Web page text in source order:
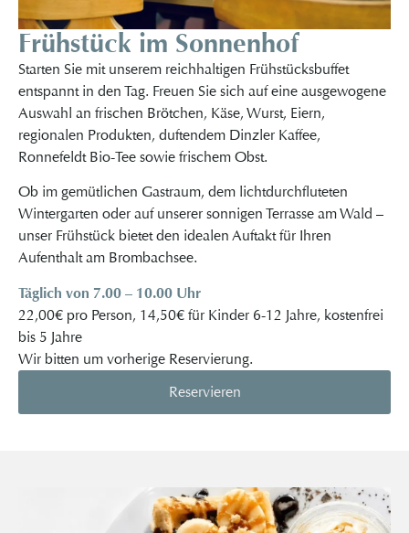
Frühstück im Sonnenhof
Starten Sie mit unserem reichhaltigen Frühstücksbuffet
entspannt in den Tag. Freuen Sie sich auf eine ausgewogene
Auswahl an frischen Brötchen, Käse, Wurst, Eiern,
regionalen Produkten, duftendem Dinzler Kaffee,
Ronnefeldt Bio-Tee sowie frischem Obst.
Ob im gemütlichen Gastraum, dem lichtdurchfluteten
Wintergarten oder auf unserer sonnigen Terrasse am Wald –
unser Frühstück bietet den idealen Auftakt für Ihren
Aufenthalt am Brombachsee.
Täglich von 7.00 – 10.00 Uhr
22,00€ pro Person, 14,50€ für Kinder 6-12 Jahre, kostenfrei
bis 5 Jahre
Wir bitten um vorherige Reservierung.
Reservieren